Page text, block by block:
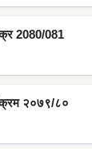
2080/081
२०७९/८०